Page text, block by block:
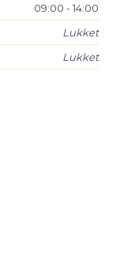
09:00 - 14:00​​
Lukket
Lukket